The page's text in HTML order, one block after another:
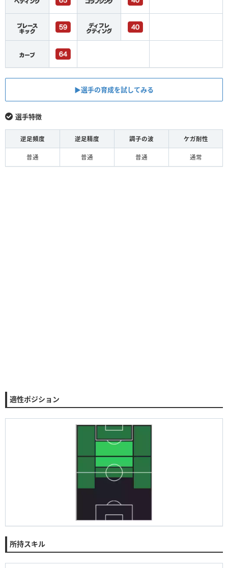
▶︎選手の育成を試してみる
選手特徴
逆足頻度 逆足精度 調子の波 ケガ耐性
普通 普通 普通 通常
適性ポジション
所持スキル